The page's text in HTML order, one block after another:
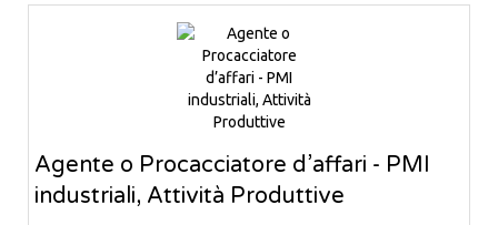
Agente o Procacciatore d’affari - PMI
industriali, Attività Produttive